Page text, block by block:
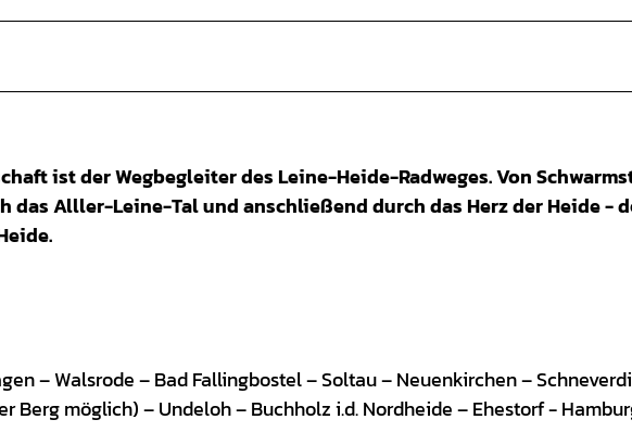
ist der Wegbegleiter des Leine-Heide-Radweges. Von
das Alller-Leine-Tal und anschließend durch das Herz der Heide -
– Walsrode – Bad Fallingbostel – Soltau – Neuenkirchen –
Berg möglich) – Undeloh – Buchholz i.d. Nordheide – Ehestorf -